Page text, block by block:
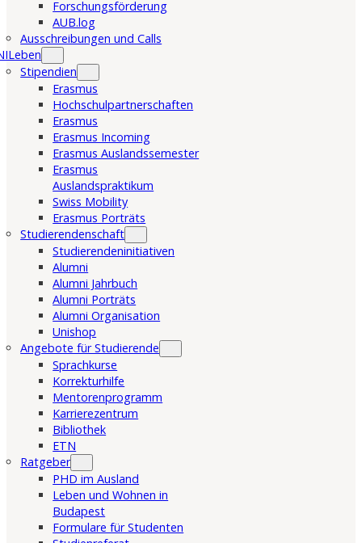
Forschungsförderung
AUB.log
Ausschreibungen und Calls
Stipendien
Erasmus
Hochschulpartnerschaften
Erasmus
Erasmus Incoming
Erasmus Auslandssemester
Erasmus
Auslandspraktikum
Swiss Mobility
Erasmus Porträts
Studierendenschaft
Studierendeninitiativen
Alumni
Alumni Jahrbuch
Alumni Porträts
Alumni Organisation
Unishop
Angebote für Studierende
Sprachkurse
Korrekturhilfe
Mentorenprogramm
Karrierezentrum
Bibliothek
ETN
Ratgeber
PHD im Ausland
Leben und Wohnen in
Budapest
Formulare für Studenten